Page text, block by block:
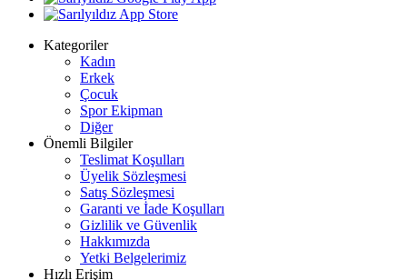
Kategoriler
Kadın
Erkek
Çocuk
Spor Ekipman
Diğer
Önemli Bilgiler
Teslimat Koşulları
Üyelik Sözleşmesi
Satış Sözleşmesi
Garanti ve İade Koşulları
Gizlilik ve Güvenlik
Hakkımızda
Yetki Belgelerimiz
Hızlı Erişim